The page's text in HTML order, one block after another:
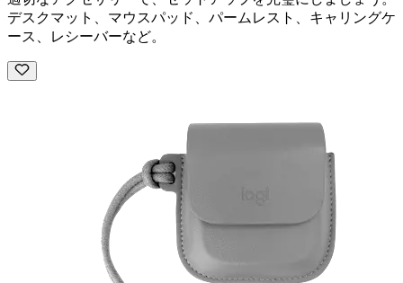
デスクマット、マウスパッド、パームレスト、キャリングケ
ース、レシーバーなど。